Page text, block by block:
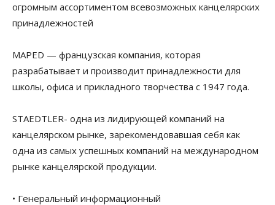
огромным ассортиментом всевозможных канцелярских
принадлежностей
MAPED — французская компания, которая
разрабатывает и производит принадлежности для
школы, офиса и прикладного творчества с 1947 года.
STAEDTLER- одна из лидирующей компаний на
канцелярском рынке, зарекомендовавшая себя как
одна из самых успешных компаний на международном
рынке канцелярской продукции.
• Генеральный информационный